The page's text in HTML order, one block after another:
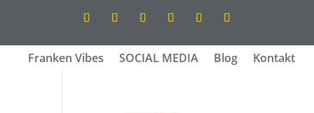
Franken Vibes SOCIAL MEDIA Blog Kontakt